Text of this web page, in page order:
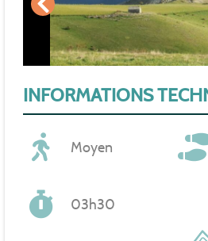
INFORMATIONS
Moyen
03h30